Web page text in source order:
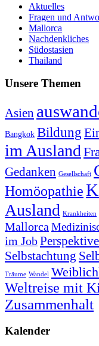
Aktuelles
Fragen und
Mallorca
Nachdenkliches
Südostasien
Thailand
Unsere Themen
Asien
Bangkok Bildung
im Ausland
Gedanken Gesellschaft
Homöopathie
Ausland Krankheiten
Mallorca
im JobPerspektive
Selbstachtung
Träume Wandel
Weltreise mit
Zusammenhalt
Kalender